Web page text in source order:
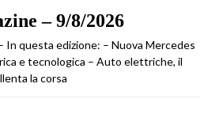
– 9/8/2026
In questa edizione: – Nuova Mercedes
e tecnologica – Auto elettriche, il
la corsa